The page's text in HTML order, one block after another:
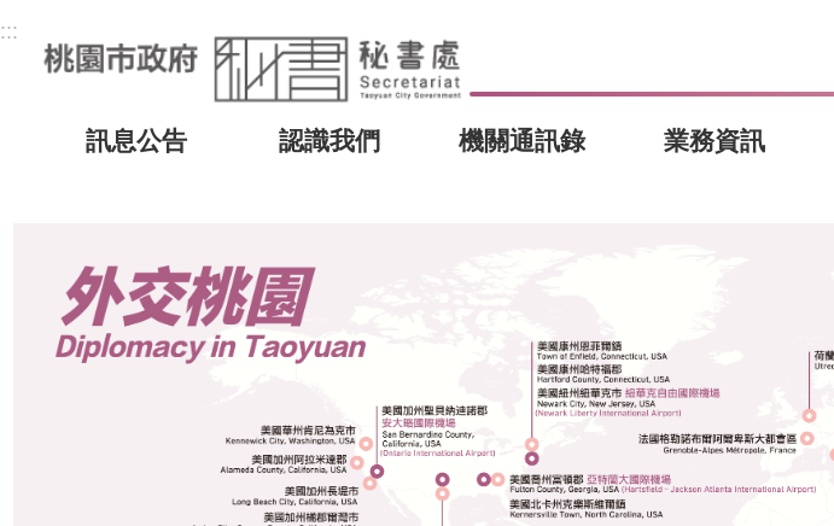
:::
訊息公告 認識我們 機關通訊錄 業務資訊